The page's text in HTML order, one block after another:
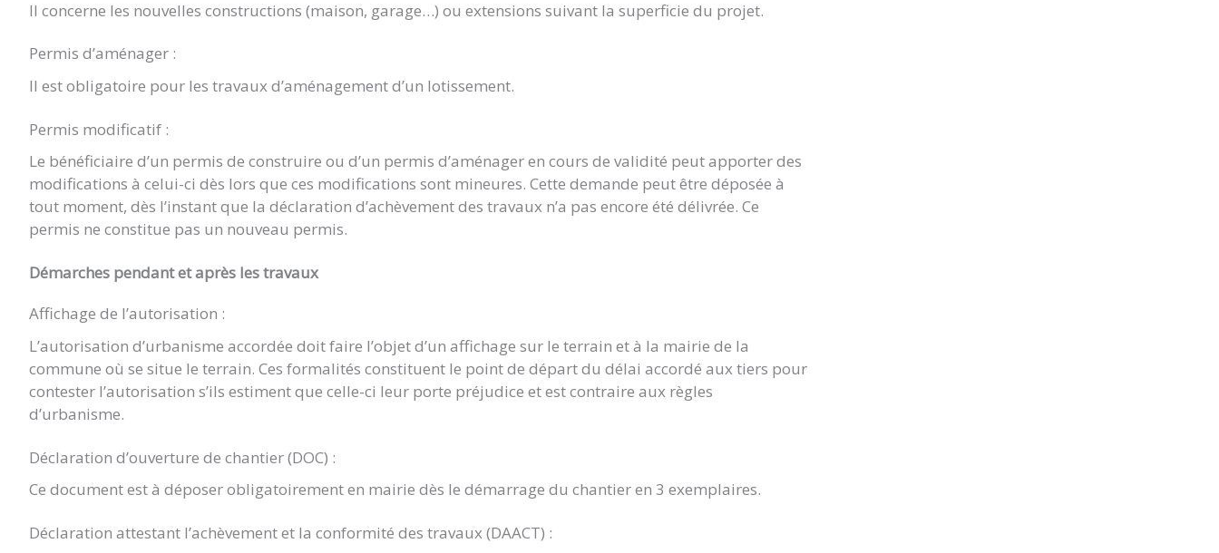
Il concerne les nouvelles constructions (maison, garage…) ou extensions suivant la superficie du projet.
Permis d’aménager :
Il est obligatoire pour les travaux d’aménagement d’un lotissement.
Permis modificatif :
Le bénéficiaire d’un permis de construire ou d’un permis d’aménager en cours de validité peut apporter des
modifications à celui-ci dès lors que ces modifications sont mineures. Cette demande peut être déposée à
tout moment, dès l’instant que la déclaration d’achèvement des travaux n’a pas encore été délivrée. Ce
permis ne constitue pas un nouveau permis.
Démarches pendant et après les travaux
Affichage de l’autorisation :
L’autorisation d’urbanisme accordée doit faire l’objet d’un affichage sur le terrain et à la mairie de la
commune où se situe le terrain. Ces formalités constituent le point de départ du délai accordé aux tiers pour
contester l’autorisation s’ils estiment que celle-ci leur porte préjudice et est contraire aux règles
d’urbanisme.
Déclaration d’ouverture de chantier (DOC) :
Ce document est à déposer obligatoirement en mairie dès le démarrage du chantier en 3 exemplaires.
Déclaration attestant l’achèvement et la conformité des travaux (DAACT) :